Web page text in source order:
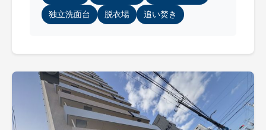
独立洗面台 脱衣場 追い焚き